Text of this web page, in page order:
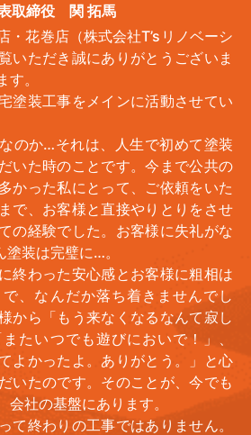
取締役 関 拓馬
・花巻店（株式会社T’sリノベーシ
いただき誠にありがとうございま
。
塗装工事をメインに活動させてい
のか…それは、人生で初めて塗装
いた時のことです。今まで公共の
かった私にとって、ご依頼をいた
で、お客様と直接やりとりをさせ
の経験でした。お客様に失礼がな
装は完璧に…。
終わった安心感とお客様に粗相は
、なんだか落ち着きませんでし
から「もう来なくなるなんて寂し
たいつでも遊びにおいで！」、
よかったよ。ありがとう。」と心
いたのです。そのことが、今でも
社の基盤にあります。
て終わりの工事ではありません。